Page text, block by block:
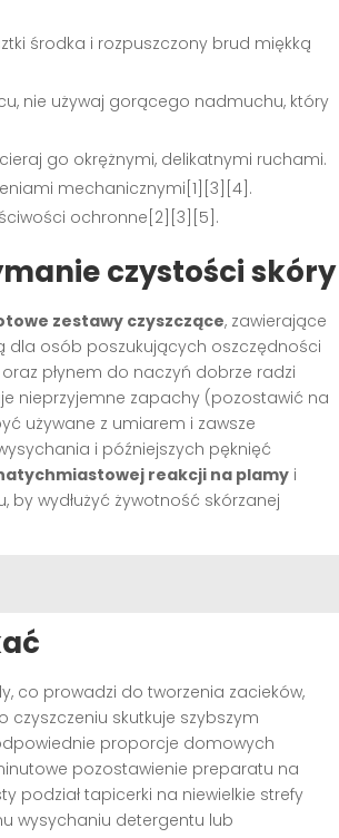
środka i rozpuszczony brud miękką
nie używaj gorącego nadmuchu, który
go okrężnymi, delikatnymi ruchami.
mechanicznymi[1][3][4].
ochronne[2][3][5].
czystości skóry
zestawy czyszczące, zawierające
dla osób poszukujących oszczędności
płynem do naczyń dobrze radzi
nieprzyjemne zapachy (pozostawić na
używane z umiarem i zawsze
i późniejszych pęknięć
reakcji na plamy i
wydłużyć żywotność skórzanej
co prowadzi do tworzenia zacieków,
czyszczeniu skutkuje szybszym
proporcje domowych
pozostawienie preparatu na
podział tapicerki na niewielkie strefy
wysychaniu detergentu lub